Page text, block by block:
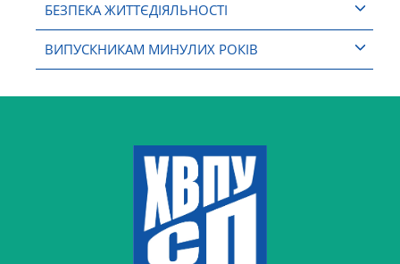
БЕЗПЕКА ЖИТТЄДІЯЛЬНОСТІ
ВИПУСКНИКАМ МИНУЛИХ РОКІВ